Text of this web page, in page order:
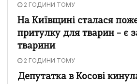
2 ГОДИНИ ТОМУ
На Київщині сталася
притулку для тварин – є
тварини
2 ГОДИНИ ТОМУ
Депутатка в Косові